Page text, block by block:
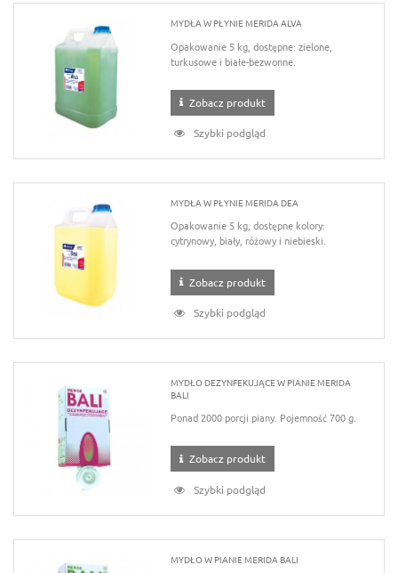
MYDŁA W PŁYNIE MERIDA ALVA
Opakowanie 5 kg, dostępne: zielone,
turkusowe i białe-bezwonne.
Zobacz produkt
Szybki podgląd
MYDŁA W PŁYNIE MERIDA DEA
Opakowanie 5 kg, dostępne kolory:
cytrynowy, biały, różowy i niebieski.
Zobacz produkt
Szybki podgląd
MYDŁO DEZYNFEKUJĄCE W PIANIE MERIDA
BALI
Ponad 2000 porcji piany. Pojemność 700 g.
Zobacz produkt
Szybki podgląd
MYDŁO W PIANIE MERIDA BALI